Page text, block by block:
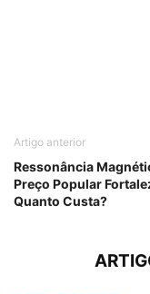
Artigo anterior
Ressonância
Preço Popular
Quanto Custa?